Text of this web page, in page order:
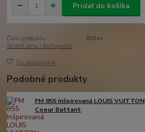
Pridať do košíka
Číslo produktu:
855vz
Strážiť cenu / dostupnosť
Do obľúbených
Podobné produkty
FM 855 Inšpirovaná LOUIS VUITTON
Coeur Battant